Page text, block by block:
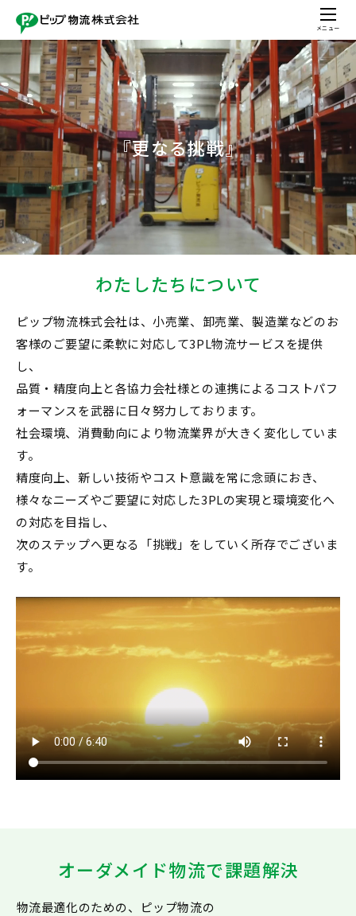
メニュー
『更なる挑戦』
わたしたちについて
ピップ物流株式会社は、小売業、卸売業、製造業などのお
客様のご要望に柔軟に対応して3PL物流サービスを提供
し、
品質・精度向上と各協力会社様との連携によるコストパフ
ォーマンスを武器に日々努力しております。
社会環境、消費動向により物流業界が大きく変化していま
す。
精度向上、新しい技術やコスト意識を常に念頭におき、
様々なニーズやご要望に対応した3PLの実現と環境変化へ
の対応を目指し、
次のステップへ更なる「挑戦」をしていく所存でございま
す。
オーダメイド物流で課題解決
物流最適化のための、ピップ物流の